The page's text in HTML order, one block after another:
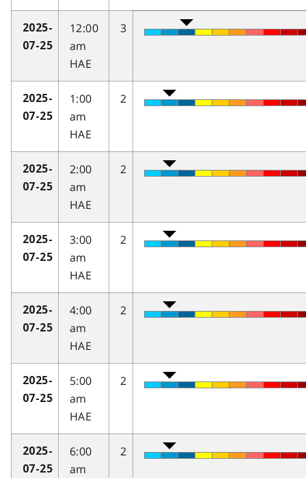
2025-
07-25
12:00
am
HAE
3
2025-
07-25
1:00
am
HAE
2
2025-
07-25
2:00
am
HAE
2
2025-
07-25
3:00
am
HAE
2
2025-
07-25
4:00
am
HAE
2
2025-
07-25
5:00
am
HAE
2
2025-
07-25
6:00
am
2